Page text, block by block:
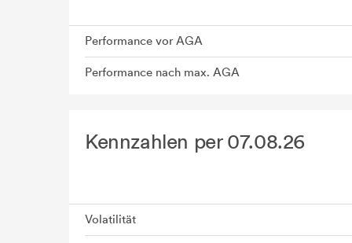
Performance vor AGA
Performance nach max. AGA
Kennzahlen per 07.08.26
Volatilität